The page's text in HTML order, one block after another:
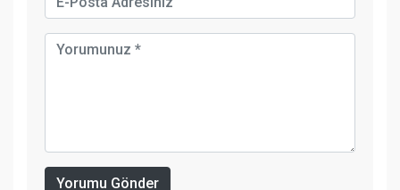
Yorumu Gönder